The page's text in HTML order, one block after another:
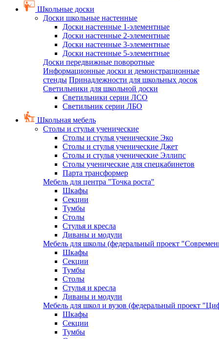
Школьные доски
Доски школьные настенные
Доски настенные 1-элементные
Доски настенные 2-элементные
Доски настенные 3-элементные
Доски настенные 5-элементные
Доски передвижные поворотные
Информационные доски и демонстрационные
стенды Принадлежности для школьных досок
Светильники для школьной доски
Светильники серии ЛСО
Светильник серии ЛБО
Школьная мебель
Столы и стулья ученические
Столы и стулья ученические Эко
Столы и стулья ученические Джет
Столы и стулья ученические Эллипс
Столы ученические для спецкабинетов
Парта трансформер
Мебель для центра "Точка роста"
Шкафы
Секции
Тумбы
Столы
Стулья и кресла
Диваны и модули
Мебель для школы (федеральный проект
Шкафы
Секции
Тумбы
Столы
Стулья и кресла
Диваны и модули
Мебель для школ и вузов (федеральный проект
Шкафы
Секции
Тумбы